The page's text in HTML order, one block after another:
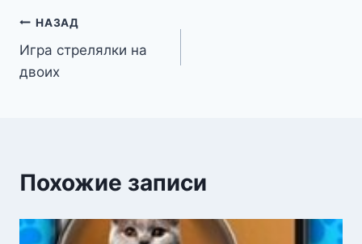
Навигация
по
НАЗАД
Игра стрелялки на
двоих
Похожие записи